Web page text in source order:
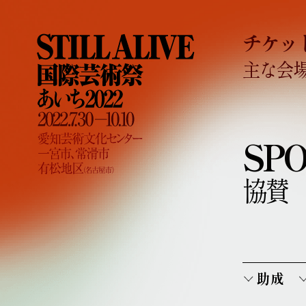
チケッ
主な会
協賛
助成